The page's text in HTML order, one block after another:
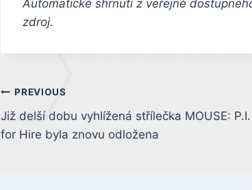
Automatické shrnutí z veřejně
zdroj.
Post
navigation
PREVIOUS
Již delší dobu vyhlížená střílečka MOUSE: P.I.
for Hire byla znovu odložena